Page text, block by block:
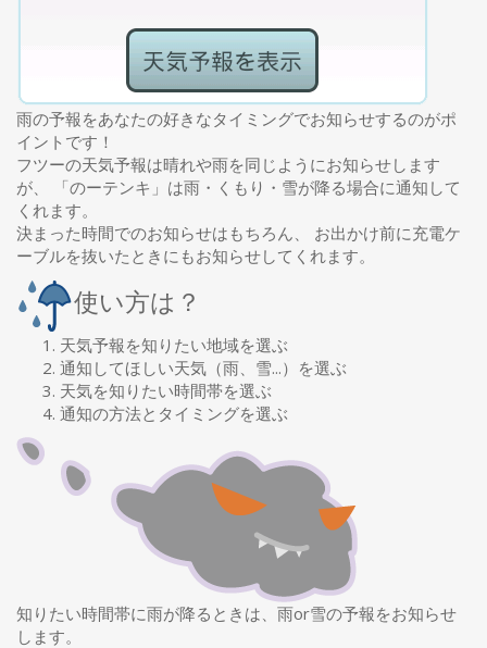
雨の予報をあなたの好きなタイミングでお知らせするのがポ
イントです！
フツーの天気予報は晴れや雨を同じようにお知らせします
が、 「のーテンキ」は雨・くもり・雪が降る場合に通知して
くれます。
決まった時間でのお知らせはもちろん、 お出かけ前に充電ケ
ーブルを抜いたときにもお知らせしてくれます。
使い方は？
天気予報を知りたい地域を選ぶ
通知してほしい天気（雨、雪...）を選ぶ
天気を知りたい時間帯を選ぶ
通知の方法とタイミングを選ぶ
知りたい時間帯に雨が降るときは、雨or雪の予報をお知らせ
します。